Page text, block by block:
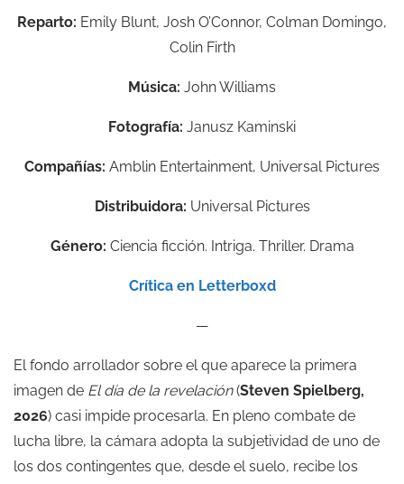
Reparto: Emily Blunt, Josh O’Connor, Colman Domingo,
Colin Firth
Música: John Williams
Fotografía: Janusz Kaminski
Compañías: Amblin Entertainment, Universal Pictures
Distribuidora: Universal Pictures
Género: Ciencia ficción. Intriga. Thriller. Drama
Crítica en Letterboxd
—
El fondo arrollador sobre el que aparece la primera
imagen de El día de la revelación(Steven Spielberg,
2026) casi impide procesarla. En pleno combate de
lucha libre, la cámara adopta la subjetividad de uno de
los dos contingentes que, desde el suelo, recibe los